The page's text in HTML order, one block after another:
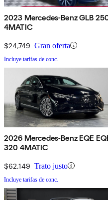
2023 Mercedes-Benz GLB
4MATIC
$24,749 Gran oferta
Incluye tarifas de conc.
2026 Mercedes-Benz EQE
320 4MATIC
$62,149 Trato justo
Incluye tarifas de conc.